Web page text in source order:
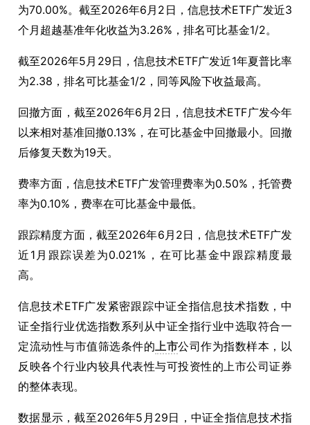
为70.00%。截至2026年6月2日，信息技术ETF广发近3
个月超越基准年化收益为3.26%，排名可比基金1/2。
截至2026年5月29日，信息技术ETF广发近1年夏普比率
为2.38，排名可比基金1/2，同等风险下收益最高。
回撤方面，截至2026年6月2日，信息技术ETF广发今年
以来相对基准回撤0.13%，在可比基金中回撤最小。回撤
后修复天数为19天。
费率方面，信息技术ETF广发管理费率为0.50%，托管费
率为0.10%，费率在可比基金中最低。
跟踪精度方面，截至2026年6月2日，信息技术ETF广发
近1月跟踪误差为0.021%，在可比基金中跟踪精度最
高。
信息技术ETF广发紧密跟踪中证全指信息技术指数，中
证全指行业优选指数系列从中证全指行业中选取符合一
定流动性与市值筛选条件的上市公司作为指数样本，以
反映各个行业内较具代表性与可投资性的上市公司证券
的整体表现。
数据显示，截至2026年5月29日，中证全指信息技术指